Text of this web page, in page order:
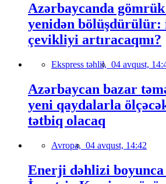
Azərbaycanda
yenidən bölüşdürülür:
çevikliyi artıracaqmı?
Ekspress təhlil, 04 avqust,
Azərbaycan bazar
yeni qaydalarla
tətbiq olacaq
Avropa, 04 avqust, 14:42
Enerji dəhlizi